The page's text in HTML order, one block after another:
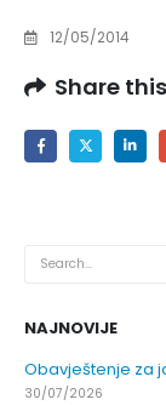
12/05/2014
Share
NAJNOVIJE
Obavještenje za
30/07/2026